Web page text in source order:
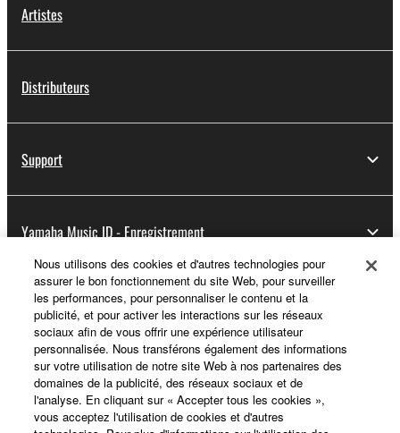
Artistes
Distributeurs
Support
Yamaha Music ID - Enregistrement
A propos de Yamaha
France - French
Professionnel
Nous utilisons des cookies et d'autres technologies pour
assurer le bon fonctionnement du site Web, pour surveiller
les performances, pour personnaliser le contenu et la
publicité, et pour activer les interactions sur les réseaux
sociaux afin de vous offrir une expérience utilisateur
personnalisée. Nous transférons également des informations
sur votre utilisation de notre site Web à nos partenaires des
domaines de la publicité, des réseaux sociaux et de
l'analyse. En cliquant sur « Accepter tous les cookies »,
vous acceptez l'utilisation de cookies et d'autres